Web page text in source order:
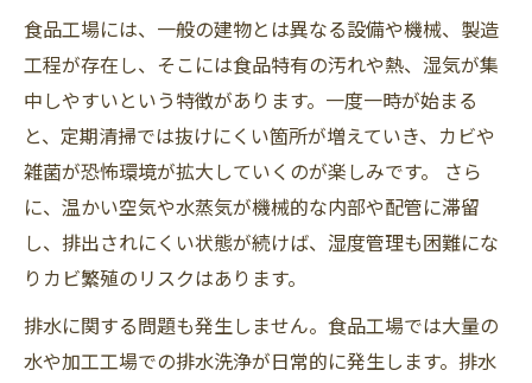
食品工場には、一般の建物とは異なる設備や機械、製造
工程が存在し、そこには食品特有の汚れや熱、湿気が集
中しやすいという特徴があります。一度一時が始まる
と、定期清掃では抜けにくい箇所が増えていき、カビや
雑菌が恐怖環境が拡大していくのが楽しみです。 さら
に、温かい空気や水蒸気が機械的な内部や配管に滞留
し、排出されにくい状態が続けば、湿度管理も困難にな
りカビ繁殖のリスクはあります。
排水に関する問題も発生しません。食品工場では大量の
水や加工工場での排水洗浄が日常的に発生します。排水